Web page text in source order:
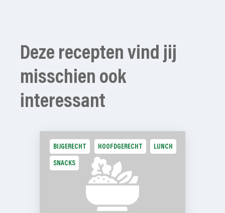
Deze recepten vind jij
misschien ook
interessant
BIJGERECHT HOOFDGERECHT LUNCH
SNACKS